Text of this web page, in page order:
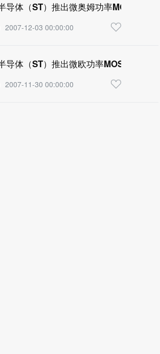
导体（ST）推出微奥姆功率MOSFET
2007-12-03 00:00:00
导体（ST）推出微欧功率MOSFET晶
2007-11-30 00:00:00